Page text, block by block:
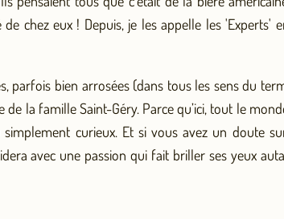
chez eux ! Depuis, je les appelle les 'Experts'
parfois bien arrosées (dans tous les sens du
la famille Saint-Géry. Parce qu’ici, tout le
curieux. Et si vous avez un doute
avec une passion qui fait briller ses yeux